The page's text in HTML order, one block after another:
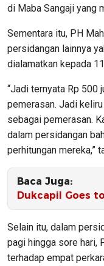
di Maba Sangaji yang
Sementara itu, PH
persidangan lainnya
dialamatkan kepada
“Jadi ternyata Rp 500
pemerasan. Jadi
sebagai pemerasan.
dalam persidangan
perhitungan mereka,”
Baca Juga:
Dukcapil Goes
Selain itu, dalam
pagi hingga sore hari,
terhadap empat